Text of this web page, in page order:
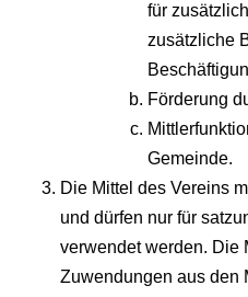
für
zusätzliche
Förderung
Gemeinde.
Die Mittel des Vereins
und dürfen nur für
verwendet werden. Die
Zuwendungen aus den